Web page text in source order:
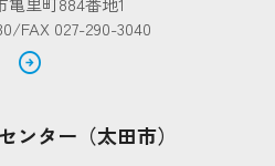
FAX 027-290-3040
arrow_circle_right
ンター（太田市）